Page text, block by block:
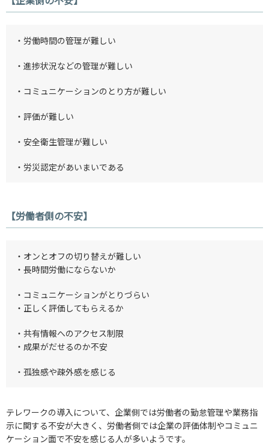
・労働時間の管理が難しい
・進捗状況などの管理が難しい
・コミュニケーションのとり方が難しい
・評価が難しい
・安全衛生管理が難しい
・労災認定があいまいである
【労働者側の不安】
・オンとオフの切り替えが難しい
・長時間労働にならないか
・コミュニケーションがとりづらい
・正しく評価してもらえるか
・共有情報へのアクセス制限
・成果がだせるのか不安
・孤独感や疎外感を感じる
テレワークの導入について、企業側では労働者の勤怠管理や業務指
示に関する不安が大きく、労働者側では企業の評価体制やコミュニ
ケーション面で不安を感じる人が多いようです。